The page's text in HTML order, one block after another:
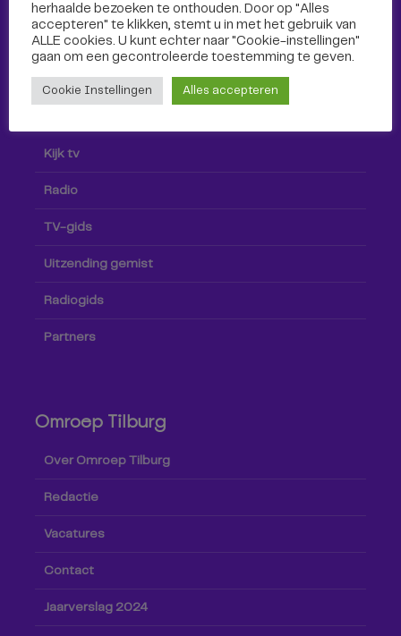
Kijk tv
Radio
TV-gids
Uitzending gemist
Radiogids
Partners
Omroep Tilburg
Over Omroep Tilburg
Redactie
Vacatures
Contact
Jaarverslag 2024
herhaalde bezoeken te onthouden. Door op "Alles
accepteren" te klikken, stemt u in met het gebruik van
ALLE cookies. U kunt echter naar "Cookie-instellingen"
gaan om een ​​gecontroleerde toestemming te geven.
Cookie Instellingen Alles accepteren